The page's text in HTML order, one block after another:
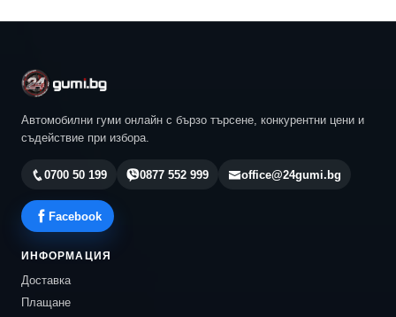
Автомобилни гуми онлайн с бързо търсене, конкурентни цени и
съдействие при избора.
0700 50 199 0877 552 999 office@24gumi.bg
Facebook
ИНФОРМАЦИЯ
Доставка
Плащане